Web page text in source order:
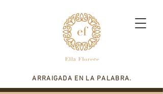
ARRAIGADA EN LA PALABRA.